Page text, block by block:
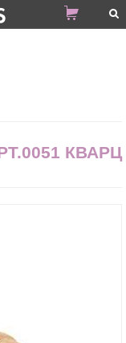
КВАРЦ